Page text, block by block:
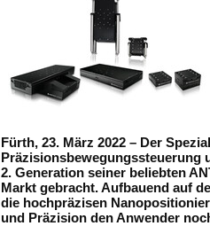
Fürth, 23. März 2022 – Der
Präzisionsbewegungssteuerung
2. Generation seiner beliebten
Markt gebracht. Aufbauend auf
die hochpräzisen
und Präzision den Anwender